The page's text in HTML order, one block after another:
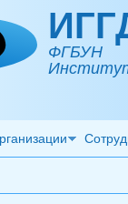
ФГБУН